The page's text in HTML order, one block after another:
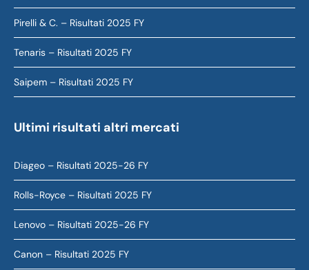
Pirelli & C. – Risultati 2025 FY
Tenaris – Risultati 2025 FY
Saipem – Risultati 2025 FY
Ultimi risultati altri mercati
Diageo – Risultati 2025-26 FY
Rolls-Royce – Risultati 2025 FY
Lenovo – Risultati 2025-26 FY
Canon – Risultati 2025 FY